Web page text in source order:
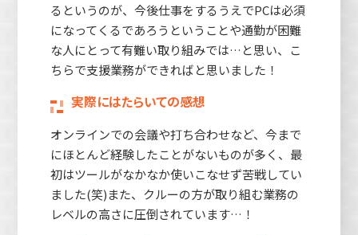
るというのが、今後仕事をするうえでPCは必須
になってくるであろうということや通勤が困難
な人にとって有難い取り組みでは…と思い、こ
ちらで支援業務ができればと思いました！
実際にはたらいての感想
オンラインでの会議や打ち合わせなど、今まで
にほとんど経験したことがないものが多く、最
初はツールがなかなか使いこなせず苦戦してい
ました(笑)また、クルーの方が取り組む業務の
レベルの高さに圧倒されています…！